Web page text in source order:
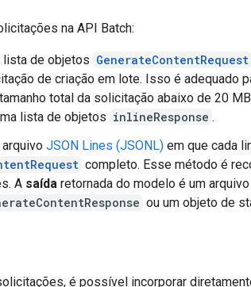
na API Batch:
lista de objetos GenerateContentRequest
de criação em lote. Isso é adequado
total da solicitação abaixo de 20
lista de objetos inlineResponse .
arquivo JSON Lines (JSONL) em que cada
completo. Esse método é
A saída retornada do modelo é um
ou um objeto de
é possível incorporar